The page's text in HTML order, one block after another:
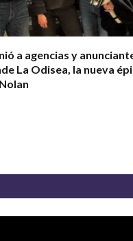
a agencias y
La Odisea, la nueva